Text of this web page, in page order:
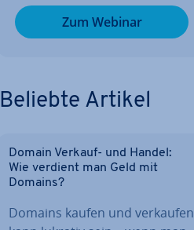
Zum Webinar
Beliebte Artikel
Domain Verkauf- und Handel:
Wie verdient man Geld mit
Domains?
Domains kaufen und verkaufen